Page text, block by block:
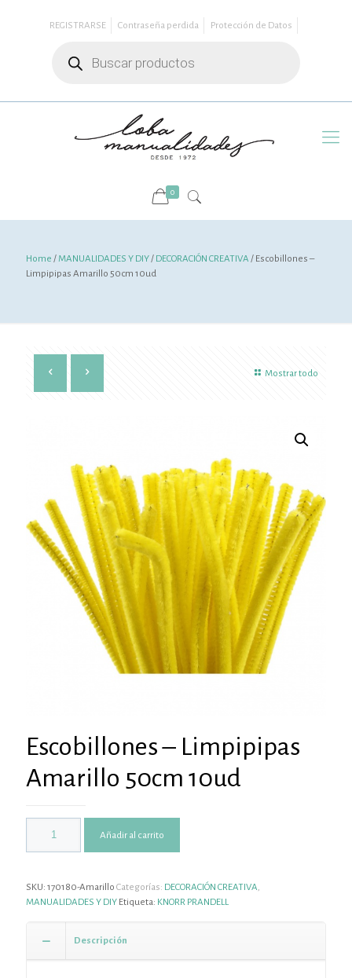
REGISTRARSE Contraseña perdida
Protección de Datos
productos
0
Home /MANUALIDADES Y DIY/ DECORACIÓN CREATIVA / Escobillones –
Limpipipas Amarillo 50cm 10ud
Mostrar todo
Escobillones – Limpipipas
Amarillo 50cm 10ud
Añadir al carrito
SKU: 170180-Amarillo Categorías: DECORACIÓN CREATIVA,
MANUALIDADES Y DIY Etiqueta: KNORR PRANDELL
Descripción